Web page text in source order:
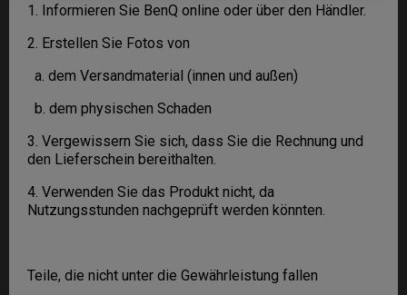
1. Informieren Sie BenQ online oder über den Händler.
2. Erstellen Sie Fotos von
a. dem Versandmaterial (innen und außen)
b. dem physischen Schaden
3. Vergewissern Sie sich, dass Sie die Rechnung und
den Lieferschein bereithalten.
4. Verwenden Sie das Produkt nicht, da
Nutzungsstunden nachgeprüft werden könnten.
Teile, die nicht unter die Gewährleistung fallen